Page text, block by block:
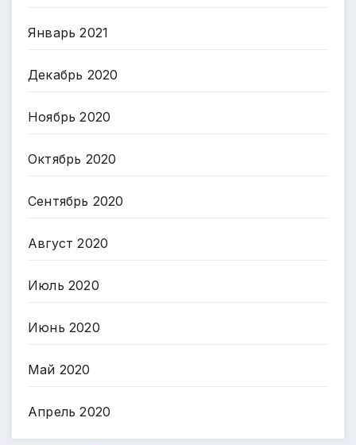
Январь 2021
Декабрь 2020
Ноябрь 2020
Октябрь 2020
Сентябрь 2020
Август 2020
Июль 2020
Июнь 2020
Май 2020
Апрель 2020